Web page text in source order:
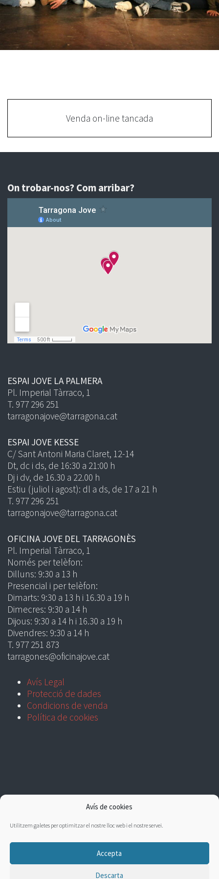
Avís de cookies
Utilitzem galetes per optimitzar el nostre lloc web i el nostre servei.
Accepta
Descarta
Venda on-line tancada
On trobar-nos? Com arribar?
ESPAI JOVE LA PALMERA
Pl. Imperial Tàrraco, 1
T. 977 296 251
tarragonajove@tarragona.cat
ESPAI JOVE KESSE
C/ Sant Antoni Maria Claret, 12-14
Dt, dc i ds, de 16:30 a 21:00 h
Dj i dv, de 16.30 a 22.00 h
Estiu (juliol i agost): dl a ds, de 17 a 21 h
T. 977 296 251
tarragonajove@tarragona.cat
OFICINA JOVE DEL TARRAGONÈS
Pl. Imperial Tàrraco, 1
Només per telèfon:
Dilluns: 9:30 a 13 h
Presencial i per telèfon:
Dimarts: 9:30 a 13 h i 16.30 a 19 h
Dimecres: 9:30 a 14 h
Dijous: 9:30 a 14 h i 16.30 a 19 h
Divendres: 9:30 a 14 h
T. 977 251 873
tarragones@oficinajove.cat
Avís Legal
Protecció de dades
Condicions de venda
Política de cookies